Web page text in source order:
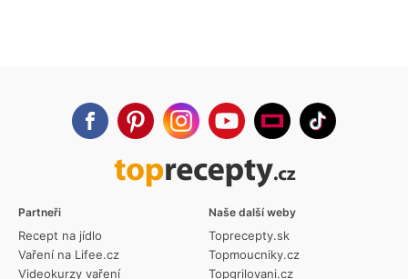
Partneři
Recept na jídlo
Vaření na Lifee.cz
Videokurzy vaření
Naše další weby
Toprecepty.sk
Topmoucniky.cz
Topgrilovani.cz